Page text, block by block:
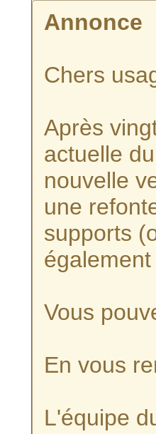
Annonce
Chers
Après
actuelle
nouvelle
une
supports
Vous
En vous
L'équipe